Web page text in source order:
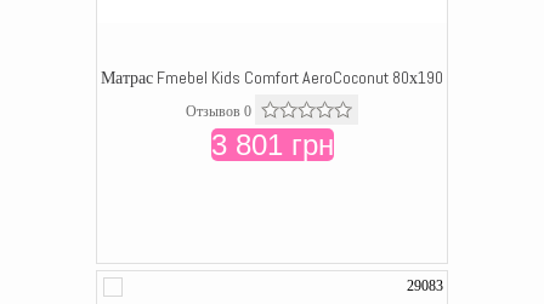
Матрас Fmebel Kids Comfort AeroCoconut 80х190
Отзывов 0
3 801 грн
29083